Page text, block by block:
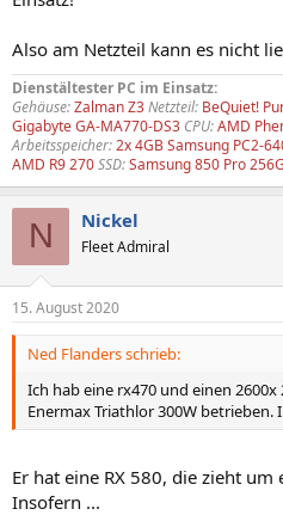
Also am Netzteil kann es nicht
Dienstältester PC im Einsatz:
Gehäuse:Zalman Z3Netzteil: BeQuiet!
Gigabyte GA-MA770-DS3 CPU:AMD
Arbeitsspeicher:2x 4GB Samsung PC2-
AMD R9 270SSD:Samsung 850 Pro
N Nickel
Fleet Admiral
15. August 2020
Ned Flanders schrieb:
Ich hab eine rx470 und einen
Enermax Triathlor 300W betrieben.
Er hat eine RX 580, die zieht
Insofern ...